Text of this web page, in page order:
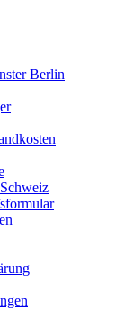
Berlin